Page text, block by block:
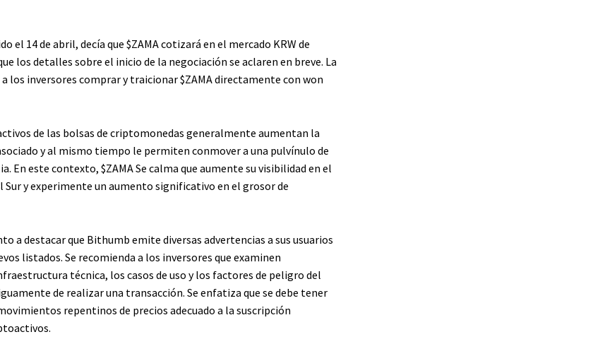
el 14 de abril, decía que $ZAMAcotizará en el mercado KRW de
los detalles sobre el inicio de la negociación se aclaren en breve. La
los inversores comprar y traicionar$ZAMAdirectamente con won
de las bolsas de criptomonedas generalmente aumentan la
y al mismo tiempo le permiten conmover a una pulvínulo de
En este contexto, $ZAMASe calma que aumente su visibilidad en el
Sur y experimente un aumento significativo en el grosor de
a destacar que Bithumb emite diversas advertencias a sus usuarios
listados. Se recomienda a los inversores que examinen
técnica, los casos de uso y los factores de peligro del
de realizar una transacción. Se enfatiza que se debe tener
repentinos de precios adecuado a la suscripción